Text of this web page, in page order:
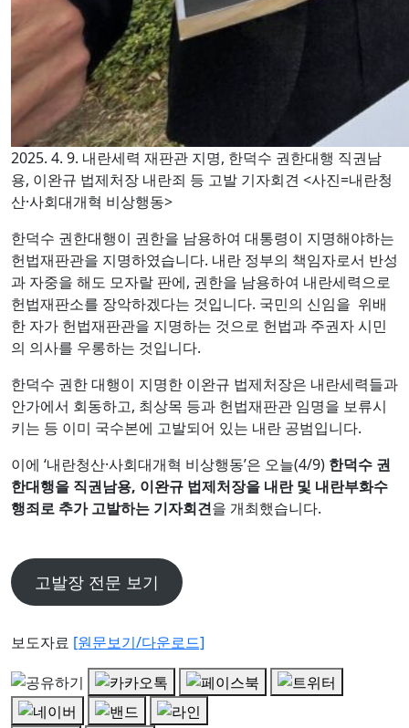
2025. 4. 9. 내란세력 재판관 지명, 한덕수 권한대행 직권남
용, 이완규 법제처장 내란죄 등 고발 기자회견 <사진=내란청
산·사회대개혁 비상행동>
한덕수 권한대행이 권한을 남용하여 대통령이 지명해야하는
헌법재판관을 지명하였습니다. 내란 정부의 책임자로서 반성
과 자중을 해도 모자랄 판에, 권한을 남용하여 내란세력으로
헌법재판소를 장악하겠다는 것입니다. 국민의 신임을 위배
한 자가 헌법재판관을 지명하는 것으로 헌법과 주권자 시민
의 의사를 우롱하는 것입니다.
한덕수 권한 대행이 지명한 이완규 법제처장은 내란세력들과
안가에서 회동하고, 최상목 등과 헌법재판관 임명을 보류시
키는 등 이미 국수본에 고발되어 있는 내란 공범입니다.
이에 ‘내란청산·사회대개혁 비상행동’은 오늘(4/9) 한덕수 권
한대행을 직권남용, 이완규 법제처장을 내란 및 내란부화수
행죄로 추가 고발하는 기자회견을 개최했습니다.
고발장 전문 보기
보도자료 [원문보기/다운로드]